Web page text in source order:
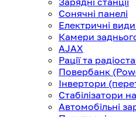
Сонячні панелі
Електричні
Камери
AJAX
Рації та
Повербанк
Інвертори
Стабілізатори
Автомобільні